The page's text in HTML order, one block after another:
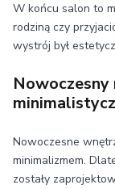
W końcu salon to
rodziną czy
wystrój był
Nowoczesny
Nowoczesne
minimalizmem.
zostały